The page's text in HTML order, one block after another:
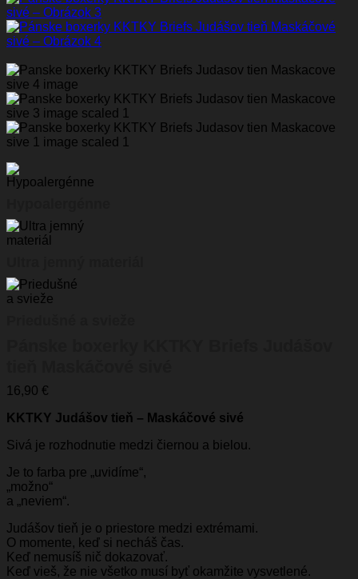
16,90 €
KKTKY Judášov tieň – Maskáčové sivé
Sivá je rozhodnutie medzi čiernou a bielou.
Je to farba pre „uvidíme“,
„možno“
a „neviem“.
Judášov tieň je o priestore medzi extrémami.
O momente, keď si necháš čas.
Keď nemusíš nič dokazovať.
Keď vieš, že nie všetko musí byť okamžite vysvetlené.